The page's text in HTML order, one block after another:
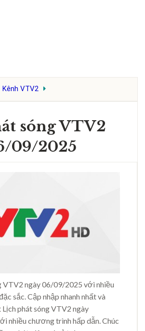
Kênh VTV2
sóng VTV2
09/2025
VTV2 ngày 06/09/2025 với nhiều
sắc. Cập nhập nhanh nhất và
Lịch phát sóng VTV2 ngày
nhiều chương trình hấp dẫn. Chúc